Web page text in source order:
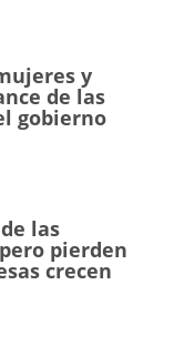
y
de las
gobierno
las
pierden
crecen